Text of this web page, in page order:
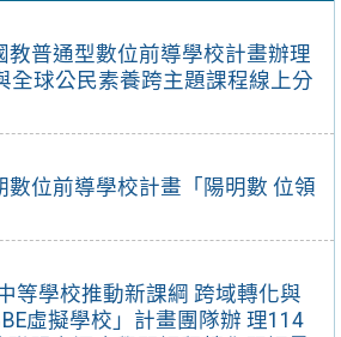
教普通型數位前導學校計畫辦理
全球公民素養跨主題課程線上分
數位前導學校計畫「陽明數 位領
等學校推動新課綱 跨域轉化與
虛擬學校」計畫團隊辦 理114